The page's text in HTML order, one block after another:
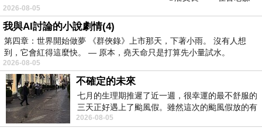
?
?
?
?
林的底層，住著一隻小飛鼠
2026-08-05
我與AI討論的小說劇情(4)
第四章：世界開始做夢 《群俠錄》上市那天，下著小雨。 沒有人想
到，它會紅得這麼快。 — 原本，堯天命只是打算先小量試水。
2026-08-05
不確定的未來
七月的生理期推遲了近一週，很幸運的最不舒服的
三天正好遇上了颱風假。雖然這次的颱風假放的有
點虛，因為風雨不大，但這也是最想要的
2026-08-05